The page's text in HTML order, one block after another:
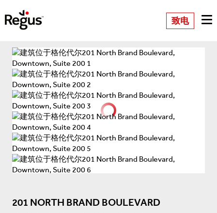
致电
201 NORTH BRAND BOULEVARD